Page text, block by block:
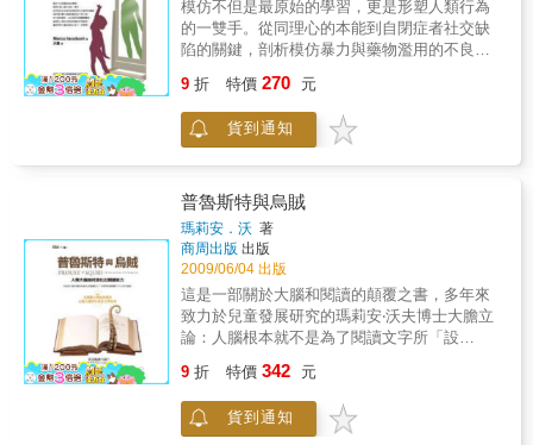
講述上肢的觸診方式，分為三大部分，將人體
上肢全部的骨骼、肌肉、韌帶都逐一的做詳細
解說。書中詳細記載在實際操作觸診時，該如
何找出各部位之正確位置的方法。不同的動
內側的深層肌肉，只要方法對了也有辦法探
觸……。此外亦介紹上肢各部位的解剖學上特
徵，以及臨床上常見的疾病，讓讀者的專業知
識更為全面。本書並不單只是紙上談兵，而是
期望對實際的臨床治療能有實質上的幫助。如
果能夠活用本書所學，一定可以提高病情判斷
的正確性，之後的治療、復健亦會更有效果。
本書特色：臨床實戰教學 本書以實際操作為
主，鉅細靡遺的詳述各種臨床觸診需知。詳細
步驟圖解 每個步驟都搭配實體真人圖片，讓理
解更為容易。專業知識最放心 本書作者與監修
者，均為日本復健科系的醫師、教授，作者更
是從事整形外科領域的復健工作約二十年。本
書乃是作者將自己行醫與教學的實際經驗彙集
成冊，專業值得讀者信賴。
模仿不但是最原始的學習，更是形塑人類行為
的一雙手。從同理心的本能到自閉症者社交缺
陷的關鍵，剖析模仿暴力與藥物濫用的不良行
這個與人類生活息息相關的科學發現，讓我們
對大腦的奧妙又多了一份敬畏。你聽過「神經
行銷學」、「神經經濟學」或「神經政治學」
獼猴的大腦中，意外發現一種特別的神經元，
進而在人類大腦中也發現同樣的神經元，為神
經科學帶來石破天驚的影響。它有個恰如其份
的名字：鏡像神經元（mirror neurons）。鏡像
神經元的發現有多重要？有學者認為，就像
DNA的發現對生物學的影響一樣。有了大腦中
這無數面的鏡子，科學家對這個人體最神祕的
主宰從此「腦界大開」。原來，被奉為圭臬數
十年的理論──皮亞傑的「嬰兒是透過學習才會
反：嬰兒是透過模仿來學習的。經由一個又一
個的實驗，本身即為重要研究者之一的作者，
9 折 特價 270 元
貨到通知
普魯斯特與烏賊
瑪莉安．沃 著
商周出版 出版
2009/06/04 出版
這是一部關於大腦和閱讀的顛覆之書，多年來
致力於兒童發展研究的瑪莉安‧沃夫博士大膽立
論：人腦根本就不是為了閱讀文字所「設
來，新生兒更需要兩千個日子才能學會閱讀，
簡直就是要大腦全面改造才能適應文字！光看
為數眾多的閱讀障礙者（dyslexia）就知道，講
9 折 特價 342 元
貨到通知